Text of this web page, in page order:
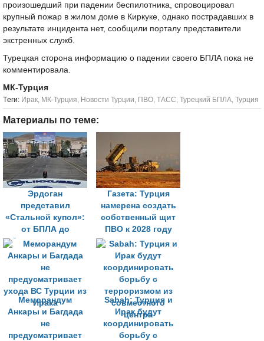
произошедший при падении беспилотника, спровоцировал
крупный пожар в жилом доме в Киркуке, однако пострадавших в
результате инцидента нет, сообщили порталу представители
экстренных служб.
Турецкая сторона информацию о падении своего БПЛА пока не
комментировала.
МК-Турция
Tеги: Ирак, МК-Турция, Новости Турции, ПВО, ТАСС, Турецкий БПЛА, Турция
Материалы по теме:
Эрдоган
представил
«Стальной купол»:
от БПЛА до
баллистических
ракет
Газета: Турция
намерена создать
собственный щит
ПВО к 2028 году
Меморандум
Анкары и Багдада
не
предусматривает
Sabah: Турция и
Ирак будут
координировать
борьбу с